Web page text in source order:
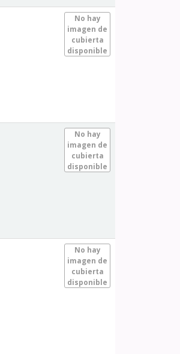
No hay
imagen de
cubierta
disponible
No hay
imagen de
cubierta
disponible
No hay
imagen de
cubierta
disponible